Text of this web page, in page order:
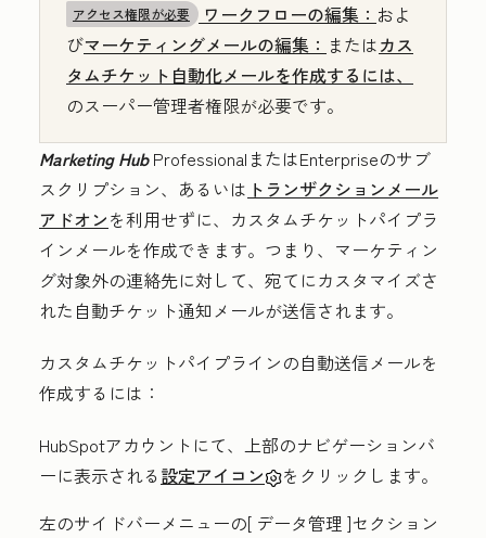
アクセス権限が必要 ワークフローの編集： およ
びマーケティングメールの編集： またはカス
タムチケット自動化メールを作成するには、
のスーパー管理者権限が必要です。
Marketing HubProfessional またはEnterpriseのサブ
スクリプション、あるいは トランザクションメール
アドオンを利用せずに、カスタムチケットパイプラ
インメールを作成できます。つまり、マーケティン
グ対象外の連絡先に対して、 宛てにカスタマイズさ
れた自動チケット通知メールが送信されます。
カスタムチケットパイプラインの自動送信メールを
作成するには：
HubSpotアカウントにて、上部のナビゲーションバ
ーに表示される設定アイコン
をクリックします。
左のサイドバーメニューの[ データ管理 ]セクション